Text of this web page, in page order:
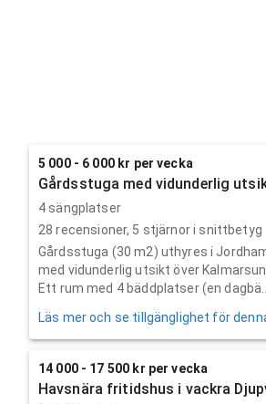
5 000 - 6 000 kr per vecka
Gårdsstuga med vidunderlig
4 sängplatser
28 recensioner, 5 stjärnor i snittbetyg
Gårdsstuga (30 m2) uthyres i
med vidunderlig utsikt över
Ett rum med 4 bäddplatser (en dagbä...
Läs mer och se tillgänglighet för
14 000 - 17 500 kr per vecka
Havsnära fritidshus i vackra